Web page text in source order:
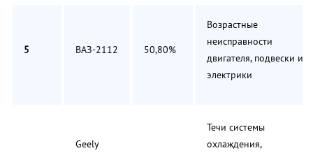
5 ВАЗ-2112 50,80%
Возрастные
неисправности
двигателя, подвески и
электрики
Geely
Течи системы
охлаждения,